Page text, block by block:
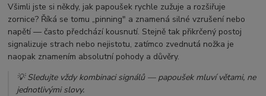
Všimli jste si někdy, jak papoušek rychle zužuje a rozšiřuje
zornice? Říká se tomu „pinning" a znamená silné vzrušení nebo
napětí — často předchází kousnutí. Stejně tak přikrčený postoj
signalizuje strach nebo nejistotu, zatímco zvednutá nožka je
naopak znamením absolutní pohody a důvěry.
💡 Sledujte vždy kombinaci signálů — papoušek mluví větami, ne
jednotlivými slovy.